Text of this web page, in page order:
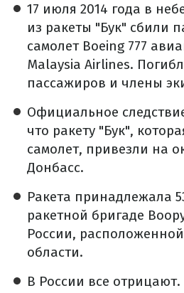
17 июля 2014 года в
из ракеты "Бук" сбили
самолет Boeing 777
Malaysia Airlines.
пассажиров и члены
Официальное
что ракету "Бук",
самолет, привезли на
Донбасс.
Ракета принадлежала
ракетной бригаде
России,
области.
В России все отрицают.